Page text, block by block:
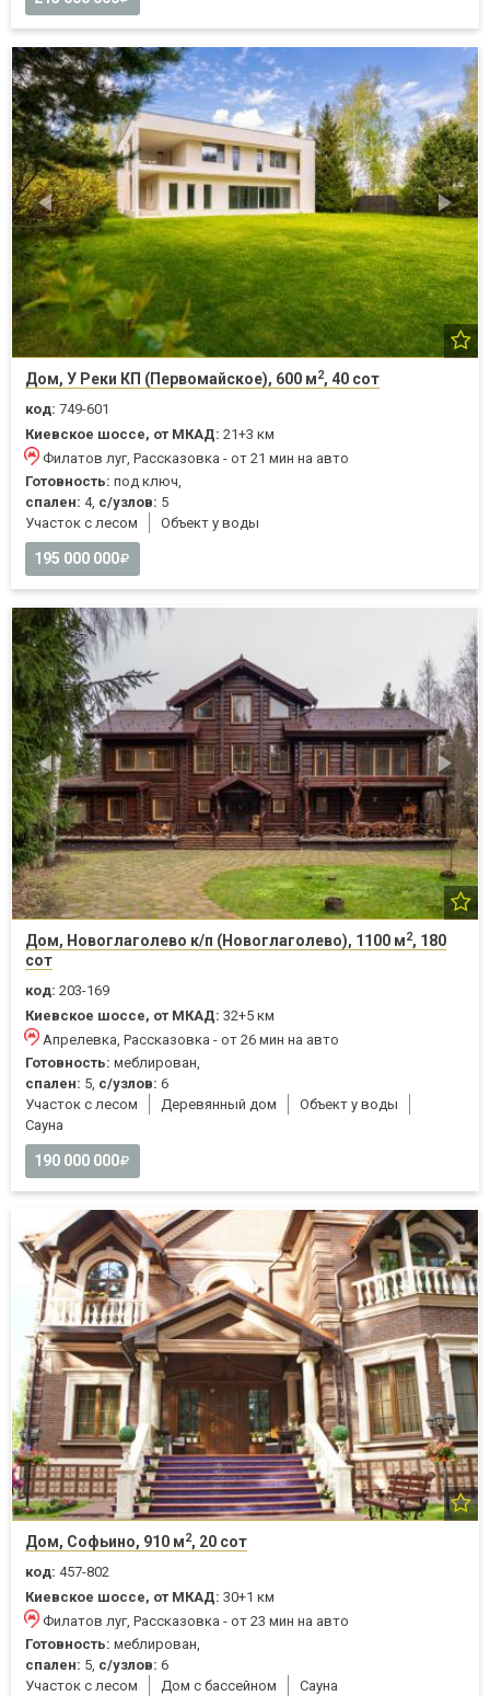
Дом, У Реки КП (Первомайское), 600 м2, 40 сот
код: 749-601
Киевское шоссе, от МКАД: 21+3 км
Филатов луг, Рассказовка - от 21 мин на авто
Готовность: под ключ,
спален: 4, с/узлов: 5
Участок с лесом
Объект у воды
195 000 000
Дом, Новоглаголево к/п (Новоглаголево), 1100 м2, 180
сот
код: 203-169
Киевское шоссе, от МКАД: 32+5 км
Апрелевка, Рассказовка - от 26 мин на авто
Готовность: меблирован,
спален: 5, с/узлов: 6
Участок с лесом
Деревянный дом
Объект у воды
Cауна
190 000 000
Дом, Софьино, 910 м2, 20 сот
код: 457-802
Киевское шоссе, от МКАД: 30+1 км
Филатов луг, Рассказовка - от 23 мин на авто
Готовность: меблирован,
спален: 5, с/узлов: 6
Участок с лесом
Дом с бассейном Cауна